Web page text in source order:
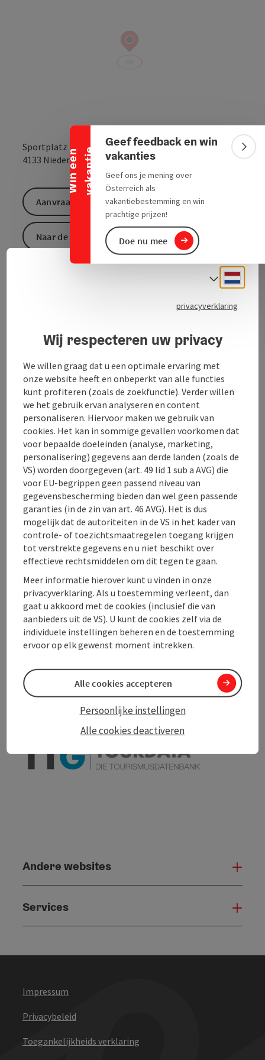
W
i
n
e
e
n
v
a
k
a
n
t
ie
Banner inklappen
Geef feedback en win
vakanties
Geef ons je mening over
Österreich als
vakantiebestemming en win
prachtige prijzen!
Doe nu mee
Sportplatz 1
4133 Niederkappel Openen inOpenen
Ons recreatiegebied is vooral populair bij kinderen,
de bal is leuk voor iedereen!
Contact
Openingstijden
Ligging
Sporttypen
Prijs
Toegankelijkheid
Aanvraag versturen
Naar de website
Bijdrage printen
In de buurt
TOURDATA
Andere websites
Services
Impressum
Privacybeleid
Toegankelijkheids verklaring
privacyverklaring
Wij respecteren uw privacy
We willen graag dat u een optimale ervaring met
onze website heeft en onbeperkt van alle functies
kunt profiteren (zoals de zoekfunctie). Verder willen
we het gebruik ervan analyseren en content
personaliseren. Hiervoor maken we gebruik van
cookies. Het kan in sommige gevallen voorkomen dat
voor bepaalde doeleinden (analyse, marketing,
personalisering) gegevens aan derde landen (zoals de
VS) worden doorgegeven (art. 49 lid 1 sub a AVG) die
voor EU-begrippen geen passend niveau van
gegevensbescherming bieden dan wel geen passende
garanties (in de zin van art. 46 AVG). Het is dus
mogelijk dat de autoriteiten in de VS in het kader van
controle- of toezichtsmaatregelen toegang krijgen
tot verstrekte gegevens en u niet beschikt over
effectieve rechtsmiddelen om dit tegen te gaan.
Meer informatie hierover kunt u vinden in onze
privacyverklaring. Als u toestemming verleent, dan
gaat u akkoord met de cookies (inclusief die van
aanbieders uit de VS). U kunt de cookies zelf via de
individuele instellingen beheren en de toestemming
ervoor op elk gewenst moment intrekken.
Alle cookies deactiveren
Persoonlijke instellingen
Alle cookies accepteren